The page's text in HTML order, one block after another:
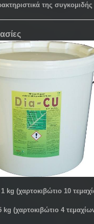
της συγκομιδής
kg (χαρτοκιβώτιο 10
kg (χαρτοκιβώτιο 4